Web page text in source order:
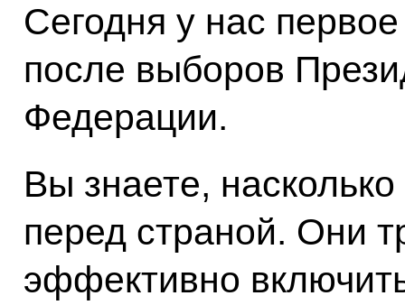
Сегодня у нас
после выборов
Федерации.
Вы знаете,
перед страной. Они
эффективно